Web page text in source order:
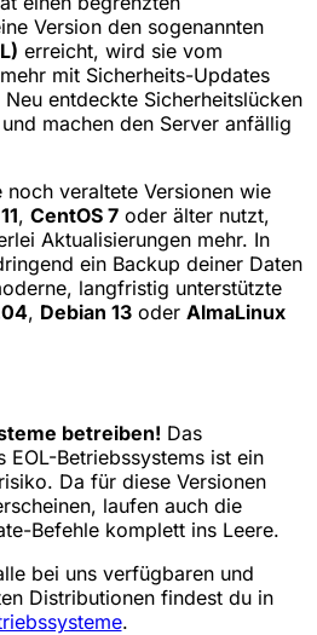
Version den sogenannten
erreicht, wird sie vom
mit Sicherheits-Updates
entdeckte Sicherheitslücken
machen den Server anfällig
veraltete Versionen wie
, CentOS 7 oder älter nutzt,
Aktualisierungen mehr. In
ein Backup deiner Daten
langfristig unterstützte
, Debian 13 oder AlmaLinux
betreiben! Das
EOL-Betriebssystems ist ein
Da für diese Versionen
laufen auch die
Befehle komplett ins Leere.
bei uns verfügbaren und
Distributionen findest du in
.